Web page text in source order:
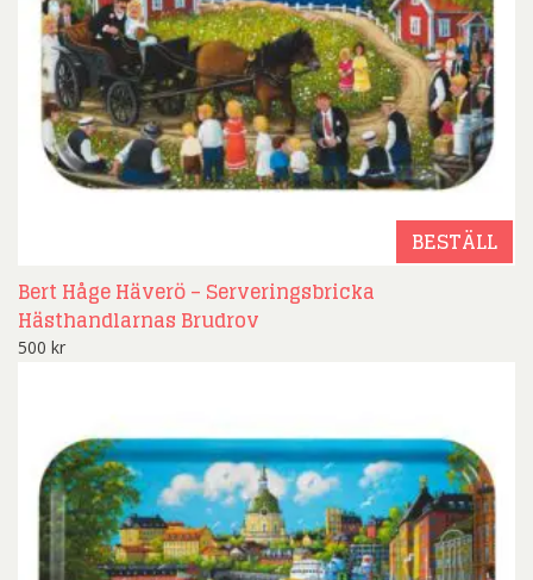
BESTÄLL
Bert Håge Häverö – Serveringsbricka
Hästhandlarnas Brudrov
500 kr